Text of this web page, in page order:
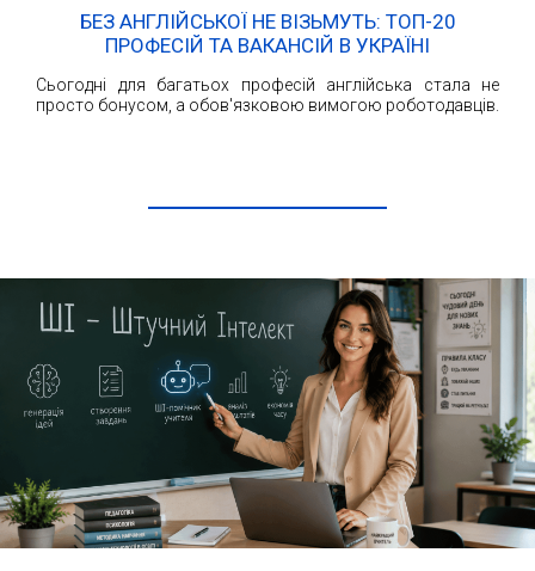
БЕЗ АНГЛІЙСЬКОЇ НЕ ВІЗЬМУТЬ: ТОП-20
ПРОФЕСІЙ ТА ВАКАНСІЙ В УКРАЇНІ
Сьогодні для багатьох професій англійська стала не
просто бонусом, а обов'язковою вимогою роботодавців.